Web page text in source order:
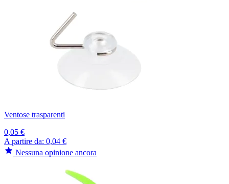
Ventose trasparenti
0,05 €
A partire da: 0,04 €
Nessuna opinione ancora